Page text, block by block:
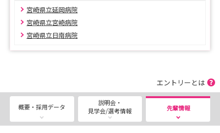
宮崎県立延岡病院
宮崎県立宮崎病院
宮崎県立日南病院
エントリーとは
概要・採用データ
説明会・
見学会/選考情報
先輩情報